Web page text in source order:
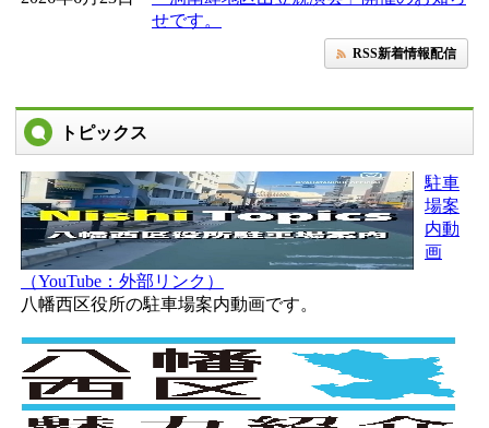
せです。
RSS新着情報配信
トピックス
駐車
場案
内動
画
（YouTube：外部リンク）
八幡西区役所の駐車場案内動画です。